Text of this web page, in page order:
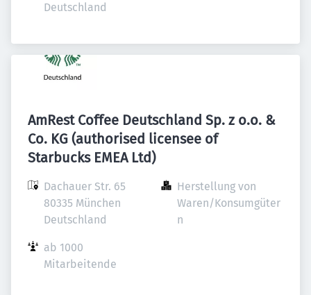
Deutschland
AmRest Coffee Deutschland Sp. z o.o. &
Co. KG (authorised licensee of
Starbucks EMEA Ltd)
Dachauer Str. 65
80335 München
Deutschland
Herstellung von
Waren/Konsumgüter
n
ab 1000
Mitarbeitende